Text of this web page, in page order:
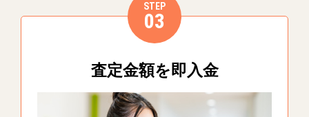
STEP
03
査定金額を即入金